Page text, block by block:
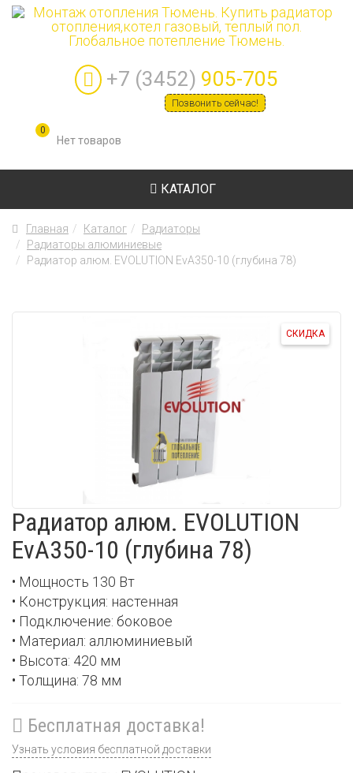
+7 (3452) 905-705
Позвонить сейчас!
0
КАТАЛОГ
Главная Каталог
Радиаторы
Радиаторы алюминиевые
Радиатор алюм. EVOLUTION EvA350-10 (глубина 78)
СКИДКА
Радиатор алюм. EVOLUTION
EvA350-10 (глубина 78)
• Мощность 130 Вт
• Конструкция: настенная
• Подключение: боковое
• Материал: аллюминиевый
• Высота: 420 мм
• Толщина: 78 мм
Бесплатная доставка!
Узнать условия бесплатной доставки